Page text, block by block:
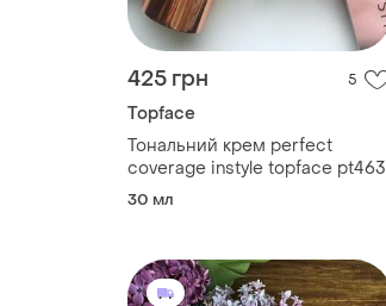
425 грн 5
Topface
Тональний крем perfect
coverage instyle topface pt463
30 мл